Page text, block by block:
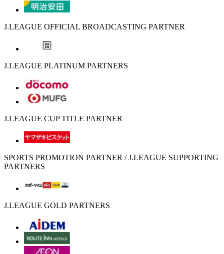
J.LEAGUE OFFICIAL BROADCASTING PARTNER
J.LEAGUE PLATINUM PARTNERS
J.LEAGUE CUP TITLE PARTNER
SPORTS PROMOTION PARTNER / J.LEAGUE SUPPORTING
PARTNERS
J.LEAGUE GOLD PARTNERS